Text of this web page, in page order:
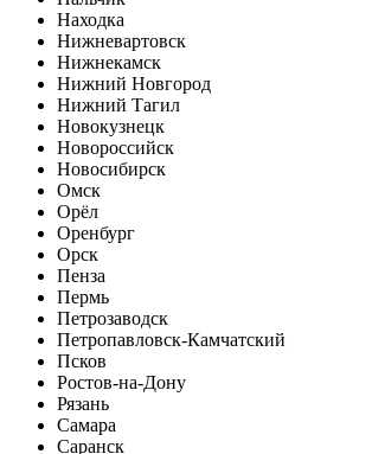
Находка
Нижневартовск
Нижнекамск
Нижний Новгород
Нижний Тагил
Новокузнецк
Новороссийск
Новосибирск
Омск
Орёл
Оренбург
Орск
Пенза
Пермь
Петрозаводск
Петропавловск-Камчатский
Псков
Ростов-на-Дону
Рязань
Самара
Саранск